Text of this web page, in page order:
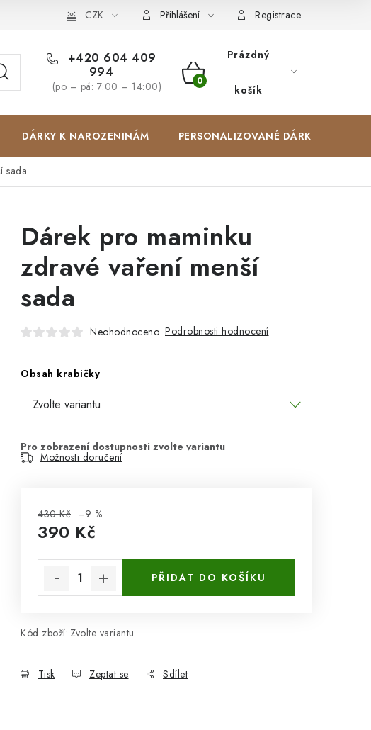
Zakázková výroba Spolupracujeme Blog
CZK Přihlášení Registrace
+420 604 409
994
(po – pá: 7:00 – 14:00)
NÁKUPNÍ
Prázdný
košík
DÁRKY K NAROZENINÁM PERSONALIZOVANÉ DÁRKY ✨
sada
Dárek pro maminku
zdravé vaření menší
sada
Neohodnoceno Podrobnosti hodnocení
Obsah krabičky
Možnosti doručení
430 Kč –9 %
390 Kč
PŘIDAT DO KOŠÍKU
Kód zboží: Zvolte variantu
Tisk Zeptat se Sdílet